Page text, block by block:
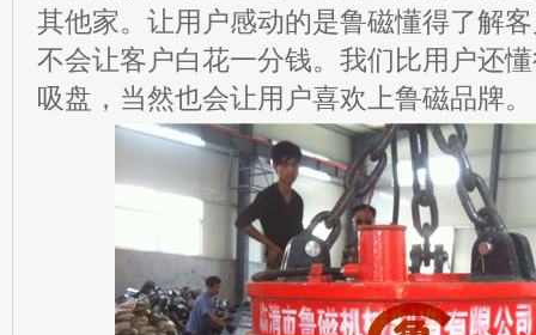
其他家。让用户感动的是鲁磁懂得了解
不会让客户白花一分钱。我们比用户还
吸盘，当然也会让用户喜欢上鲁磁品牌。